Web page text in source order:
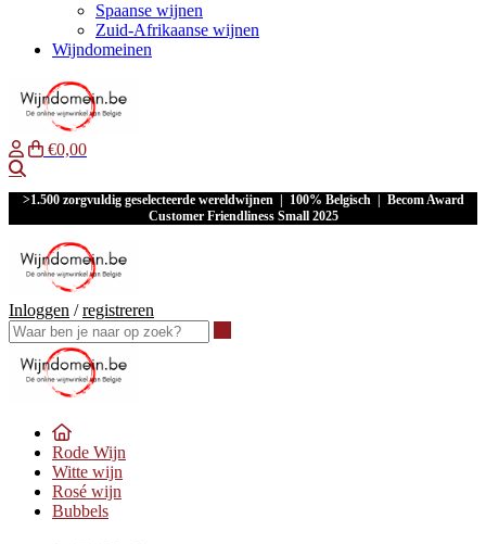
Spaanse wijnen
Zuid-Afrikaanse wijnen
Wijndomeinen
€0,00
>1.500 zorgvuldig geselecteerde wereldwijnen | 100% Belgisch | Becom Award
Customer Friendliness Small 2025
Inloggen /registreren
Rode Wijn
Witte wijn
Rosé wijn
Bubbels